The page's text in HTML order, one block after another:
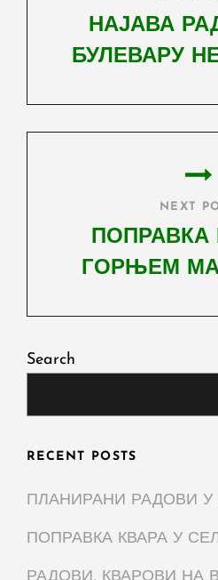
НАЈАВА
БУЛЕВАРУ
Post
NEXT
ПОПРАВКА
ГОРЊЕМ
Post
Search
RECENT POSTS
ПЛАНИРАНИ РАДОВИ
ПОПРАВКА КВАРА У